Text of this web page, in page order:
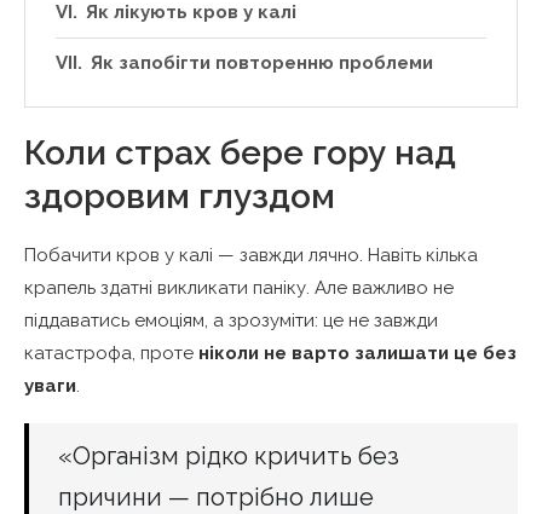
Як лікують кров у калі
Як запобігти повторенню проблеми
Коли страх бере гору над
здоровим глуздом
Побачити кров у калі — завжди лячно. Навіть кілька
крапель здатні викликати паніку. Але важливо не
піддаватись емоціям, а зрозуміти: це не завжди
катастрофа, проте ніколи не варто залишати це без
уваги.
«Організм рідко кричить без
причини — потрібно лише